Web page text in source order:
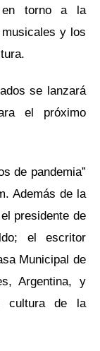
en torno a la
y los
se lanzará
el próximo
de pandemia”
Además de la
presidente de
el escritor
Municipal de
Argentina, y
cultura de la